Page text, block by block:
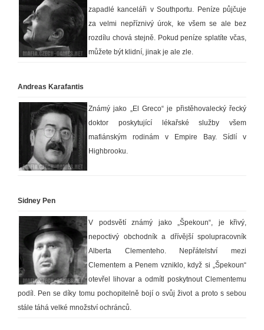
zapadlé kanceláři v Southportu. Peníze půjčuje
za velmi nepříznivý úrok, ke všem se ale bez
rozdílu chová stejně. Pokud peníze splatíte včas,
můžete být klidní, jinak je ale zle.
Andreas Karafantis
Známý jako „El Greco“ je přistěhovalecký řecký
doktor poskytující lékařské služby všem
mafiánským rodinám v Empire Bay. Sídlí v
Highbrooku.
Sidney Pen
V podsvětí známý jako „Špekoun“, je křivý,
nepoctivý obchodník a dřívější spolupracovník
Alberta Clementeho. Nepřátelství mezi
Clementem a Penem vzniklo, když si „Špekoun“
otevřel lihovar a odmítl poskytnout Clementemu
podíl. Pen se díky tomu pochopitelně bojí o svůj život a proto s sebou
stále táhá velké množství ochránců.